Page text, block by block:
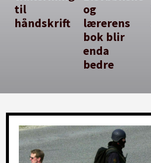
til
håndskrift
og
lærerens
bok blir
enda
bedre